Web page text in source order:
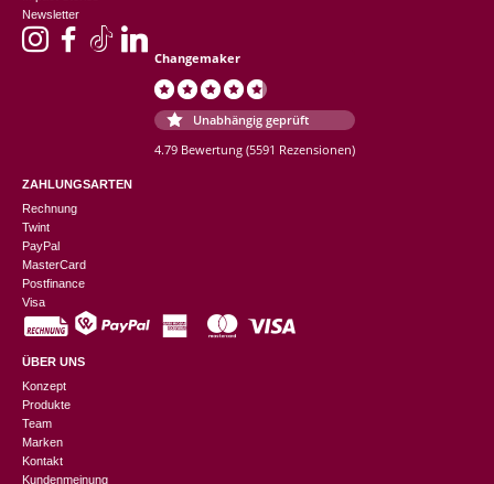
Newsletter
Changemaker
Unabhängig geprüft
4.79 Bewertung (5591 Rezensionen)
ZAHLUNGSARTEN
Rechnung
Twint
PayPal
MasterCard
Postfinance
Visa
ÜBER UNS
Konzept
Produkte
Team
Marken
Kontakt
Kundenmeinung